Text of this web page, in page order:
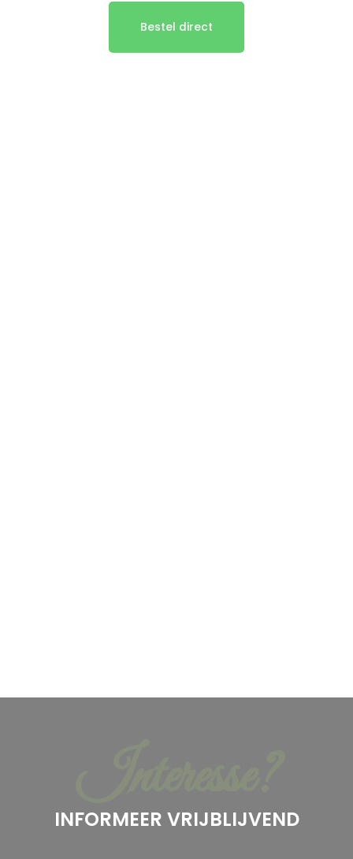
Bestel direct
INFORMEER VRIJBLIJVEND